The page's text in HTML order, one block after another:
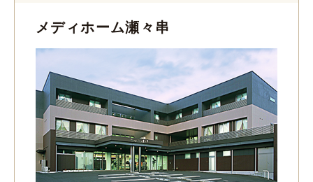
メディホーム瀬々串